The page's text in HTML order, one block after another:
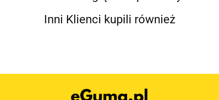
Inni Klienci kupili również